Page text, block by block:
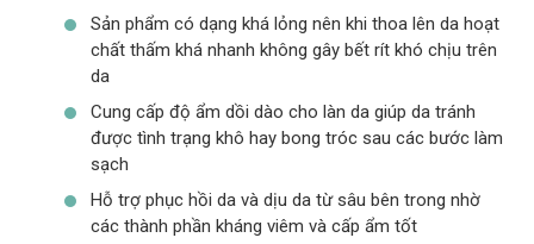
Sản phẩm có dạng khá lỏng nên khi thoa lên da hoạt
chất thấm khá nhanh không gây bết rít khó chịu trên
da
Cung cấp độ ẩm dồi dào cho làn da giúp da tránh
được tình trạng khô hay bong tróc sau các bước làm
sạch
Hỗ trợ phục hồi da và dịu da từ sâu bên trong nhờ
các thành phần kháng viêm và cấp ẩm tốt